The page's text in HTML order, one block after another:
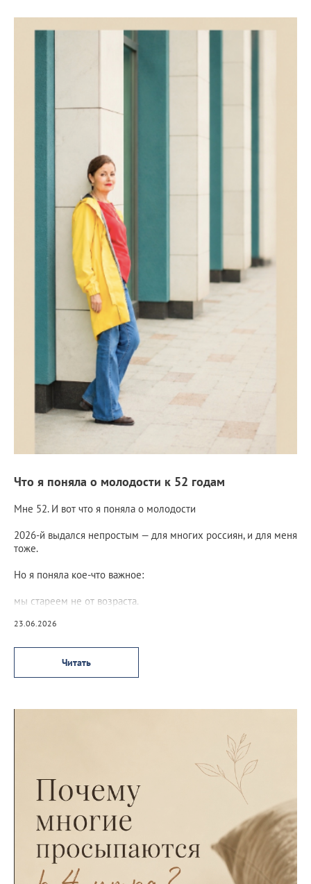
Что я поняла о молодости к 52 годам
Мне 52. И вот что я поняла о молодости
2026-й выдался непростым — для многих россиян, и для меня
тоже.
Но я поняла кое-что важное:
мы стареем не от возраста.
23.06.2026
Читать